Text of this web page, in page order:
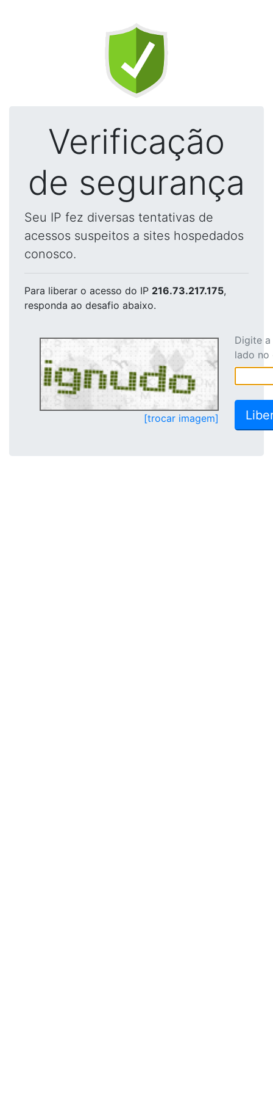
Verificação
de segurança
Seu IP fez diversas tentativas de
acessos suspeitos a sites hospedados
conosco.
Para liberar o acesso do IP 216.73.217.175,
responda ao desafio abaixo.
[trocar imagem]
Digite
lado no